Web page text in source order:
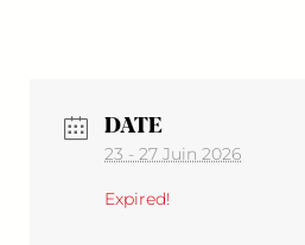
DATE
23 - 27 Juin 2026
Expired!